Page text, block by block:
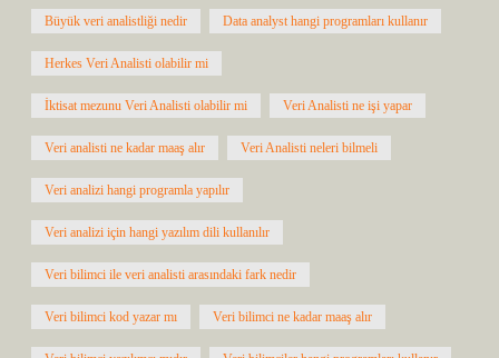
Büyük veri analistliği nedir Data analyst hangi programları kullanır
Herkes Veri Analisti olabilir mi
İktisat mezunu Veri Analisti olabilir mi Veri Analisti ne işi yapar
Veri analisti ne kadar maaş alır Veri Analisti neleri bilmeli
Veri analizi hangi programla yapılır
Veri analizi için hangi yazılım dili kullanılır
Veri bilimci ile veri analisti arasındaki fark nedir
Veri bilimci kod yazar mı Veri bilimci ne kadar maaş alır